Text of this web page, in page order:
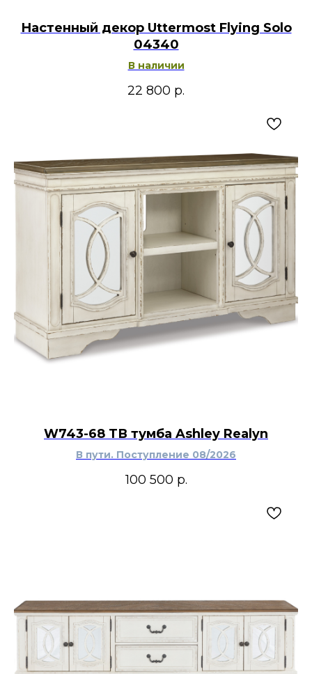
Настенный декор Uttermost Flying Solo
04340
В наличии
22 800 р.
W743-68 ТВ тумба Ashley Realyn
В пути. Поступление 08/2026
100 500 р.